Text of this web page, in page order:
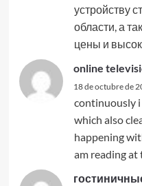
устройству
области, а
цены и
online
18 de octubre de
continuously i
which also
happening
am reading at